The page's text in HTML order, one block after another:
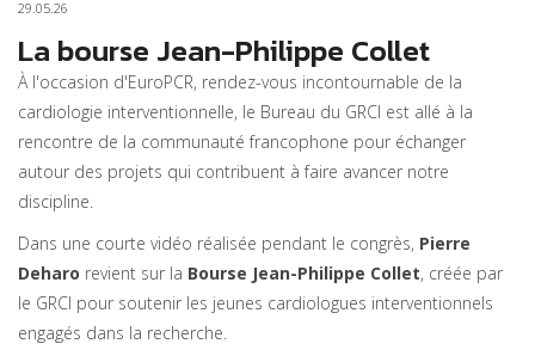
29.05.26
La bourse Jean-Philippe Collet
À l'occasion d'EuroPCR, rendez-vous incontournable de la
cardiologie interventionnelle, le Bureau du GRCI est allé à la
rencontre de la communauté francophone pour échanger
autour des projets qui contribuent à faire avancer notre
discipline.
Dans une courte vidéo réalisée pendant le congrès, Pierre
Deharo revient sur la Bourse Jean-Philippe Collet, créée par
le GRCI pour soutenir les jeunes cardiologues interventionnels
engagés dans la recherche.